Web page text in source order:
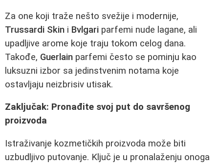
Za one koji traže nešto svežije i modernije,
Trussardi Skin i Bvlgari parfemi nude lagane, ali
upadljive arome koje traju tokom celog dana.
Takođe, Guerlain parfemi često se pominju kao
luksuzni izbor sa jedinstvenim notama koje
ostavljaju neizbrisiv utisak.
Zaključak: Pronađite svoj put do savršenog
proizvoda
Istraživanje kozmetičkih proizvoda može biti
uzbudljivo putovanje. Ključ je u pronalaženju onoga